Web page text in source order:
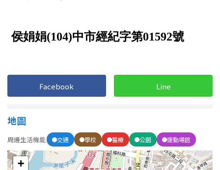
屋齡
5-10 年 10-20 年
20-30 年 30-40 年
售價
Facebook Line
地圖
周邊生活機能 交通 學校 醫療 公園 運動場館
+